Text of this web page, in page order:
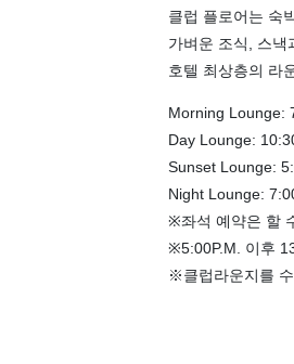
클럽 플로어는 숙
가벼운 조식, 스낵
호텔 최상층의 라
Morning Lounge:
Day Lounge:
Sunset Lounge:
Night Lounge:
※좌석 예약은 할
※5:00P.M. 이후
※클럽라운지를